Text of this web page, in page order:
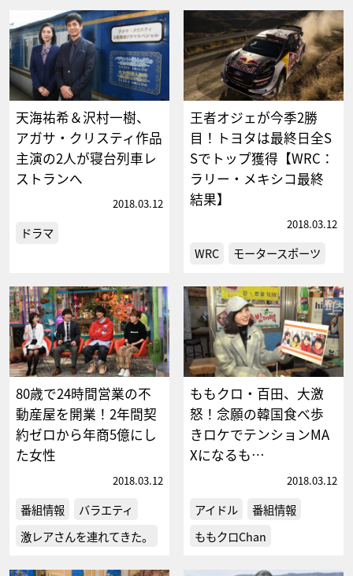
天海祐希＆沢村一樹、
アガサ・クリスティ作品
主演の2人が寝台列車レ
ストランへ
2018.03.12
ドラマ
王者オジェが今季2勝
目！トヨタは最終日全S
Sでトップ獲得【WRC：
ラリー・メキシコ最終
結果】
2018.03.12
WRC モータースポーツ
80歳で24時間営業の不
動産屋を開業！2年間契
約ゼロから年商5億にし
た女性
2018.03.12
番組情報
バラエティ
激レアさんを連れてきた。
ももクロ・百田、大激
怒！念願の韓国食べ歩
きロケでテンションMA
Xになるも…
2018.03.12
アイドル
番組情報
ももクロChan